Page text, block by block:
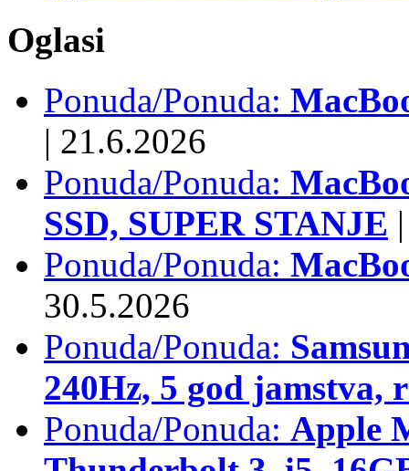
Oglasi
Ponuda/Ponuda:
| 21.6.2026
Ponuda/Ponuda:
SSD, SUPER STANJE |
Ponuda/Ponuda:
30.5.2026
Ponuda/Ponuda:
240Hz, 5 god jamstva,
Ponuda/Ponuda: Apple